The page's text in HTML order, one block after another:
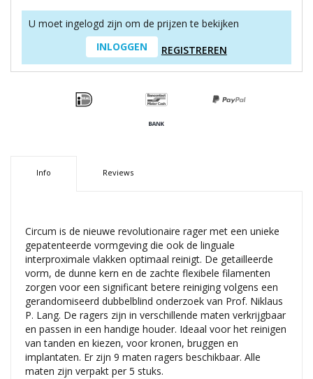
U moet ingelogd zijn om de prijzen te bekijken
INLOGGEN
REGISTREREN
Info Reviews
Circum is de nieuwe revolutionaire rager met een unieke
gepatenteerde vormgeving die ook de linguale
interproximale vlakken optimaal reinigt. De getailleerde
vorm, de dunne kern en de zachte flexibele filamenten
zorgen voor een significant betere reiniging volgens een
gerandomiseerd dubbelblind onderzoek van Prof. Niklaus
P. Lang. De ragers zijn in verschillende maten verkrijgbaar
en passen in een handige houder. Ideaal voor het reinigen
van tanden en kiezen, voor kronen, bruggen en
implantaten. Er zijn 9 maten ragers beschikbaar. Alle
maten zijn verpakt per 5 stuks.